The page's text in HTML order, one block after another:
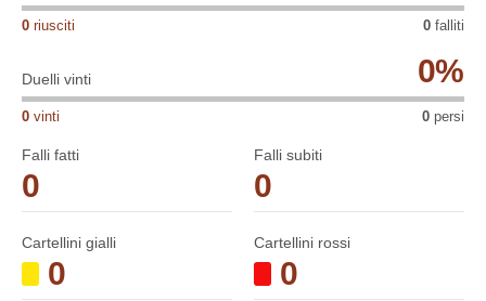
0 riusciti 0 falliti
Duelli vinti 0%
0 vinti 0 persi
Falli fatti
0
Falli subiti
0
Cartellini gialli
0
Cartellini rossi
0